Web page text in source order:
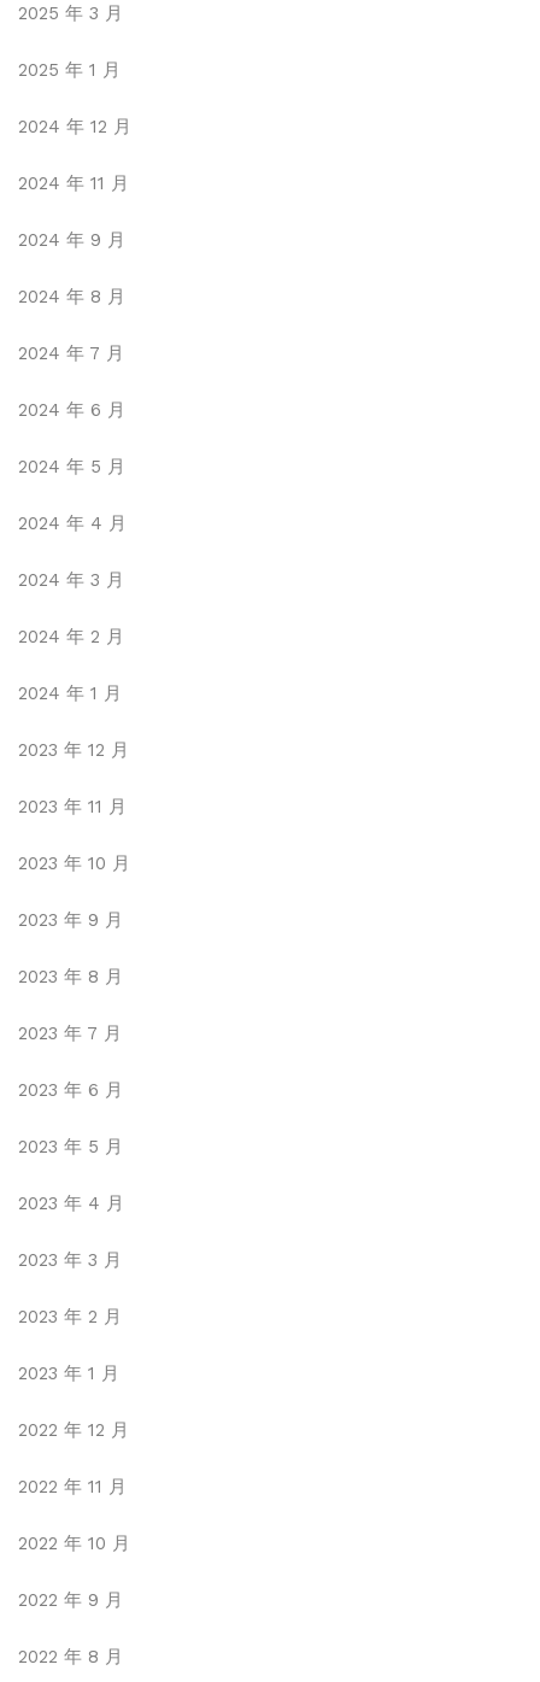
2025 年 3 月
2025 年 1 月
2024 年 12 月
2024 年 11 月
2024 年 9 月
2024 年 8 月
2024 年 7 月
2024 年 6 月
2024 年 5 月
2024 年 4 月
2024 年 3 月
2024 年 2 月
2024 年 1 月
2023 年 12 月
2023 年 11 月
2023 年 10 月
2023 年 9 月
2023 年 8 月
2023 年 7 月
2023 年 6 月
2023 年 5 月
2023 年 4 月
2023 年 3 月
2023 年 2 月
2023 年 1 月
2022 年 12 月
2022 年 11 月
2022 年 10 月
2022 年 9 月
2022 年 8 月